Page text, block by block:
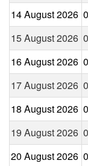
14 August 2026
15 August 2026
16 August 2026
17 August 2026
18 August 2026
19 August 2026
20 August 2026